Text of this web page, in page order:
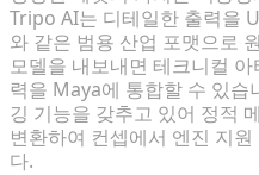
Tripo AI는 디테일한 출력을
와 같은 범용 산업 포맷으로
모델을 내보내면 테크니컬 아
력을 Maya에 통합할 수 있
깅 기능을 갖추고 있어 정적
변환하여 컨셉에서 엔진 지
다.